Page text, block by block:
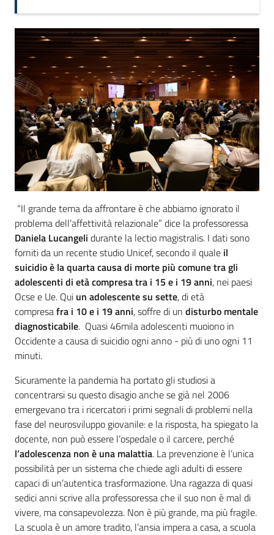
“Il grande tema da affrontare è che abbiamo ignorato il
problema dell’affettività relazionale” dice la professoressa
Daniela Lucangeli durante la lectio magistralis. I dati sono
forniti da un recente studio Unicef, secondo il quale il
suicidio è la quarta causa di morte più comune tra gli
adolescenti di età compresa tra i 15 e i 19 anni, nei paesi
Ocse e Ue. Qui un adolescente su sette, di età
compresafra i 10 e i 19anni, soffre di un disturbo mentale
diagnosticabile. Quasi 46mila adolescenti muoiono in
Occidente a causa di suicidio ogni anno - più di uno ogni 11
minuti.
Sicuramente la pandemia ha portato gli studiosi a
concentrarsi su questo disagio anche se già nel 2006
emergevano tra i ricercatori i primi segnali di problemi nella
fase del neurosviluppo giovanile: e la risposta, ha spiegato la
docente, non può essere l’ospedale o il carcere, perché
l’adolescenza non è una malattia. La prevenzione è l’unica
possibilità per un sistema che chiede agli adulti di essere
capaci di un’autentica trasformazione. Una ragazza di quasi
sedici anni scrive alla professoressa che il suo non è mal di
vivere, ma consapevolezza. Non è più grande, ma più fragile.
La scuola è un amore tradito, l’ansia impera a casa, a scuola